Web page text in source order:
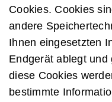
Cookies. Cookies
andere
Ihnen eingesetzten
Endgerät ablegt und
diese Cookies
bestimmte